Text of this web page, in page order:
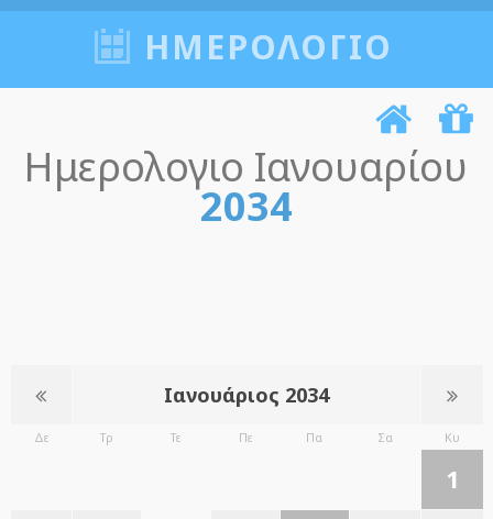
ΗΜΕΡΟΛΟΓΙΟ
Ημερολογιο Ιανουαρίου
2034
Ιανουάριος 2034
Δε Τρ Τε Πε Πα Σα Κυ
1